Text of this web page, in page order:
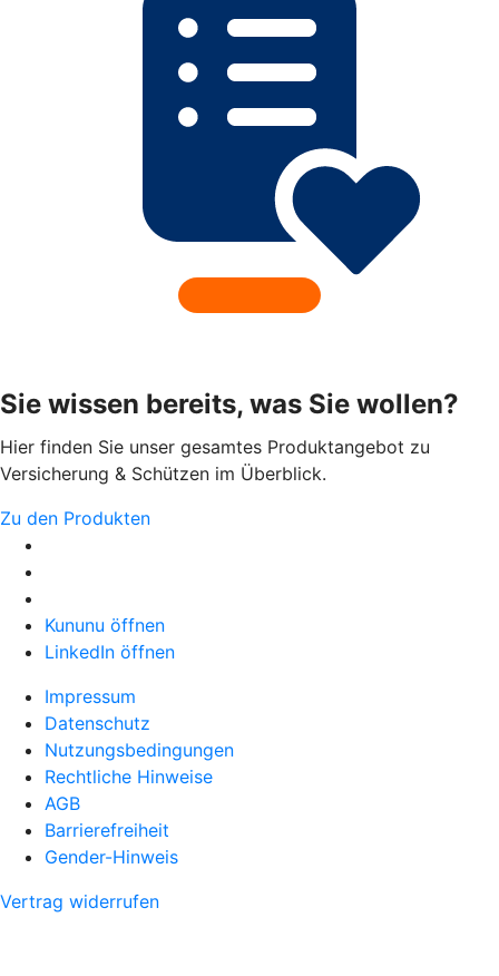
Sie wissen bereits, was Sie wollen?
Hier finden Sie unser gesamtes Produktangebot zu
Versicherung & Schützen im Überblick.
Zu den Produkten
Kununu öffnen
LinkedIn öffnen
Impressum
Datenschutz
Nutzungsbedingungen
Rechtliche Hinweise
AGB
Barrierefreiheit
Gender-Hinweis
Vertrag widerrufen